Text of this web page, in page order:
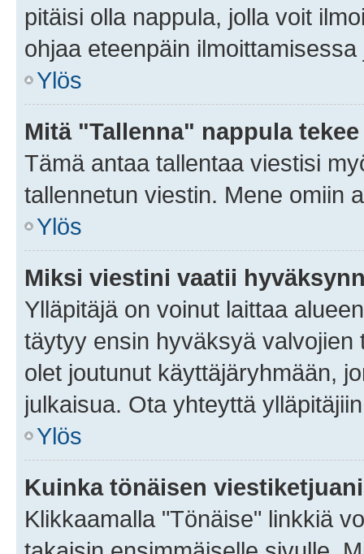
pitäisi olla nappula, jolla voit
ohjaa eteenpäin
Ylös
Mitä "Tallenna" nappula
Tämä antaa tallentaa viestisi
tallennetun viestin. Mene omiin
Ylös
Miksi viestini vaatii
Ylläpitäjä on voinut laittaa
täytyy ensin hyväksyä
olet joutunut käyttäjäryhmään,
julkaisua. Ota yhteyttä
Ylös
Kuinka tönäisen
Klikkaamalla "Tönäise" linkkiä